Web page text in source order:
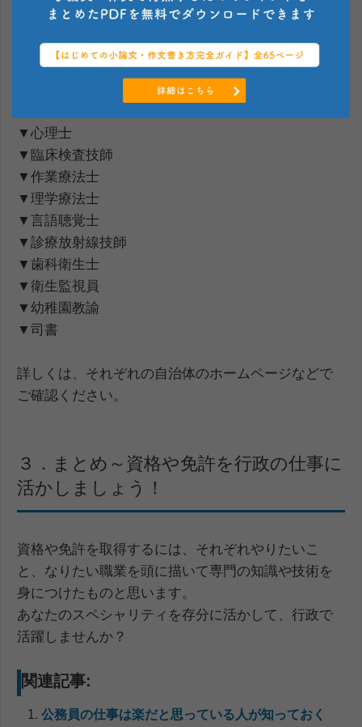
（６）その他
上に挙げた以外にも、地方公務員の資格免許職とし
て下記のような職種があります。
▼心理士
▼臨床検査技師
▼作業療法士
▼理学療法士
▼言語聴覚士
▼診療放射線技師
▼歯科衛生士
▼衛生監視員
▼幼稚園教諭
▼司書
詳しくは、それぞれの自治体のホームページなどで
ご確認ください。
３．まとめ～資格や免許を行政の仕事に
活かしましょう！
資格や免許を取得するには、それぞれやりたいこ
と、なりたい職業を頭に描いて専門の知識や技術を
身につけたものと思います。
あなたのスペシャリティを存分に活かして、行政で
活躍しませんか？
関連記事:
公務員の仕事は楽だと思っている人が知っておく